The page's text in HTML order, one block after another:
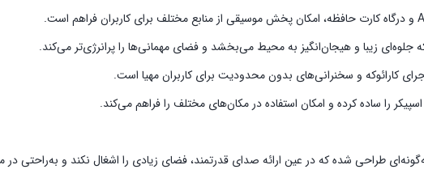
جلوه‌ای زیبا و هیجان‌انگیز به محیط می‌بخشد و فضای مهمانی‌ها را پرانرژی‌تر می‌کند.
کارائوکه و سخنرانی‌های بدون محدودیت برای کاربران مهیا است.
را ساده کرده و امکان استفاده در مکان‌های مختلف را فراهم می‌کند.